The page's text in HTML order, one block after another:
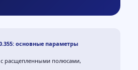
основные параметры
с расщепленными полюсами,